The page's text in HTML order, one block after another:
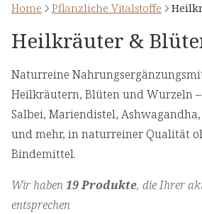
Home Pflanzliche Vitalstoffe
Heilkräuter &
Naturreine
Heilkräutern, Blüten und Wurzeln
Salbei, Mariendistel,
und mehr, in naturreiner Qualität
Bindemittel.
Wir haben19 Produkte, die Ihrer
entsprechen